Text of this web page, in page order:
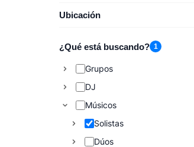
Ubicación
¿Qué está buscando? 1
Grupos
DJ
Músicos
Solistas
Dúos